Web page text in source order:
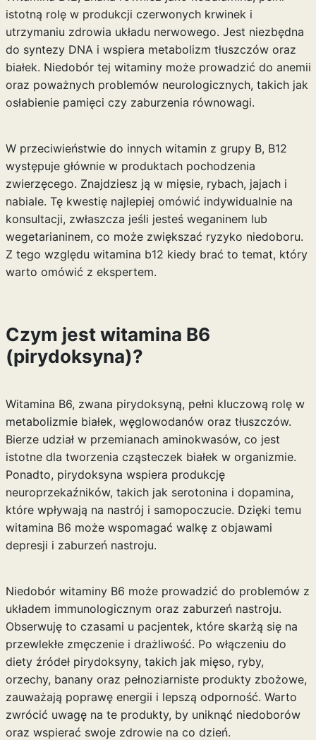
istotną rolę w produkcji czerwonych krwinek i
utrzymaniu zdrowia układu nerwowego. Jest niezbędna
do syntezy DNA i wspiera metabolizm tłuszczów oraz
białek. Niedobór tej witaminy może prowadzić do anemii
oraz poważnych problemów neurologicznych, takich jak
osłabienie pamięci czy zaburzenia równowagi.
W przeciwieństwie do innych witamin z grupy B, B12
występuje głównie w produktach pochodzenia
zwierzęcego. Znajdziesz ją w mięsie, rybach, jajach i
nabiale. Tę kwestię najlepiej omówić indywidualnie na
konsultacji, zwłaszcza jeśli jesteś weganinem lub
wegetarianinem, co może zwiększać ryzyko niedoboru.
Z tego względu witamina b12 kiedy brać to temat, który
warto omówić z ekspertem.
Czym jest witamina B6
(pirydoksyna)?
Witamina B6, zwana pirydoksyną, pełni kluczową rolę w
metabolizmie białek, węglowodanów oraz tłuszczów.
Bierze udział w przemianach aminokwasów, co jest
istotne dla tworzenia cząsteczek białek w organizmie.
Ponadto, pirydoksyna wspiera produkcję
neuroprzekaźników, takich jak serotonina i dopamina,
które wpływają na nastrój i samopoczucie. Dzięki temu
witamina B6 może wspomagać walkę z objawami
depresji i zaburzeń nastroju.
Niedobór witaminy B6 może prowadzić do problemów z
układem immunologicznym oraz zaburzeń nastroju.
Obserwuję to czasami u pacjentek, które skarżą się na
przewlekłe zmęczenie i drażliwość. Po włączeniu do
diety źródeł pirydoksyny, takich jak mięso, ryby,
orzechy, banany oraz pełnoziarniste produkty zbożowe,
zauważają poprawę energii i lepszą odporność. Warto
zwrócić uwagę na te produkty, by uniknąć niedoborów
oraz wspierać swoje zdrowie na co dzień.